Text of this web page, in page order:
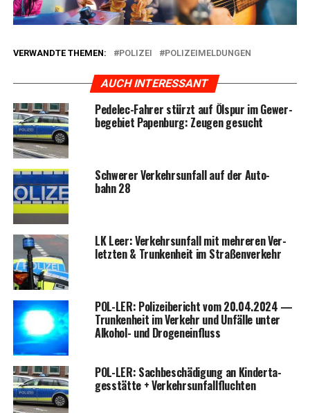
VERWANDTE THEMEN: POLIZEI POLIZEIMELDUNGEN
AUCH INTERESSANT
Pedelec-Fah­rer stürzt auf Ölspur im Gewer­
be­ge­biet Papen­burg: Zeu­gen gesucht
Schwe­rer Ver­kehrs­un­fall auf der Auto­
bahn 28
LK Leer: Ver­kehrs­un­fall mit meh­re­ren Ver­
letz­ten & Trun­ken­heit im Straßenverkehr
POL-LER: Poli­zei­be­richt vom 20.04.2024 —
Trun­ken­heit im Ver­kehr und Unfäl­le unter
Alko­hol- und Drogeneinfluss
POL-LER: Sach­be­schä­di­gung an Kin­der­ta­
ges­stät­te + Verkehrsunfallfluchten